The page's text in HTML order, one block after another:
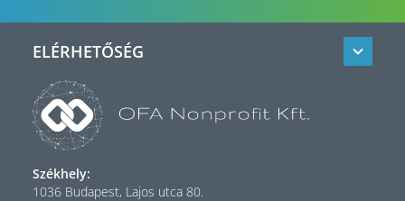
ELÉRHETŐSÉG
Székhely:
1036 Budapest, Lajos utca 80.